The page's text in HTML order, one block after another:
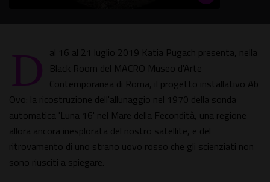
D al 16 al 21 luglio 2019 Katia Pugach presenta, nella
Black Room del MACRO Museo d'Arte
Contemporanea di Roma, il progetto installativo Ab
Ovo: la ricostruzione dell'allunaggio nel 1970 della sonda
automatica 'Luna 16' nel Mare della Fecondità, una regione
allora ancora inesplorata del nostro satellite, e del
ritrovamento di uno strano uovo rosso che gli scienziati non
sono riusciti a spiegare.